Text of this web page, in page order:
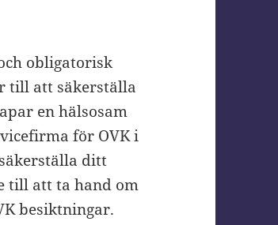
obligatorisk
till att säkerställa
en hälsosam
för OVK i
ditt
till att ta hand om
besiktningar.